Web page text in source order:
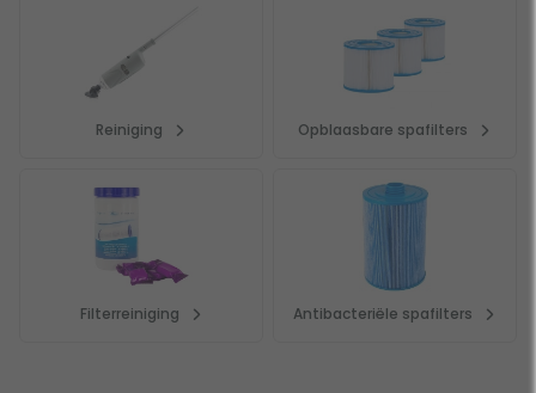
Reiniging Opblaasbare spafilters
Filterreiniging Antibacteriële spafilters